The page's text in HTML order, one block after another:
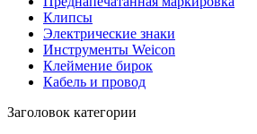
Клипсы
Электрические знаки
Инструменты Weicon
Клеймение бирок
Кабель и провод
Заголовок категории